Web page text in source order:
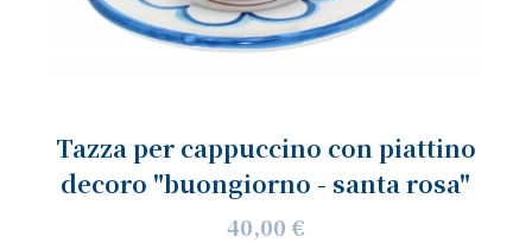
Tazza per cappuccino con piattino
decoro "buongiorno - santa rosa"
40,00 €